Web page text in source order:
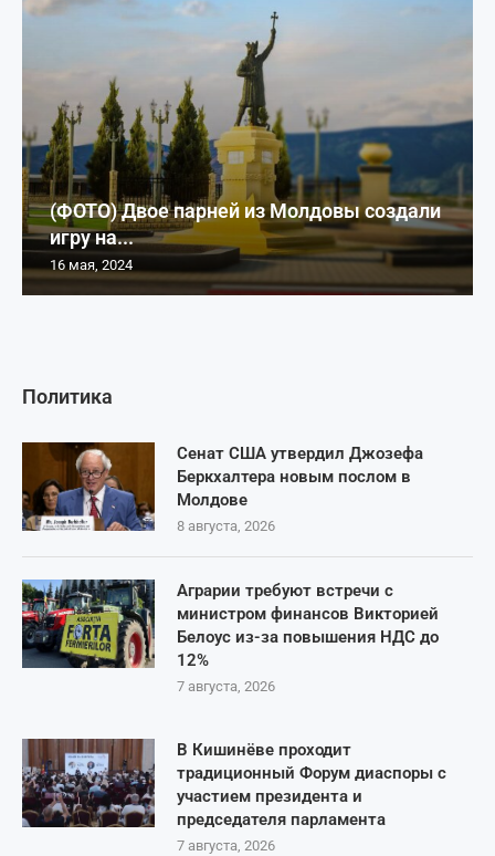
Политика
Сенат США утвердил Джозефа
Беркхалтера новым послом в
Молдове
8 августа, 2026
Аграрии требуют встречи с
министром финансов Викторией
Белоус из-за повышения НДС до
12%
7 августа, 2026
В Кишинёве проходит
традиционный Форум диаспоры с
участием президента и
председателя парламента
7 августа, 2026
(ФОТО) Двое парней из Молдовы создали
игру на...
16 мая, 2024